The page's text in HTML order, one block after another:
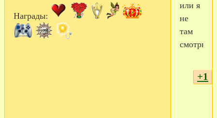
Награды:
или я
не
там
смотрю?
+1